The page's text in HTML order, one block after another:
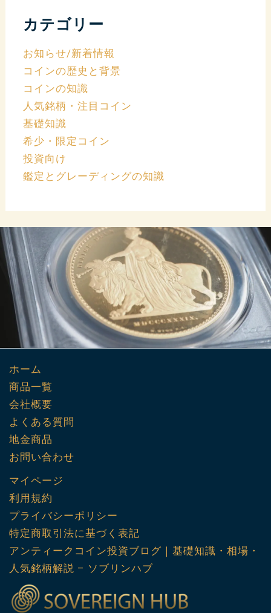
カテゴリー
お知らせ/新着情報
コインの歴史と背景
コインの知識
人気銘柄・注目コイン
基礎知識
希少・限定コイン
投資向け
鑑定とグレーディングの知識
ホーム
商品一覧
会社概要
よくある質問
地金商品
お問い合わせ
マイページ
利用規約
プライバシーポリシー
特定商取引法に基づく表記
アンティークコイン投資ブログ｜基礎知識・相場・
人気銘柄解説 – ソブリンハブ